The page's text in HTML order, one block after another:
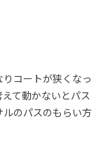
コートが狭くなっ
て動かないとパス
のパスのもらい方